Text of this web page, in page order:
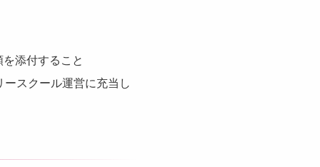
添付すること
スクール運営に充当し